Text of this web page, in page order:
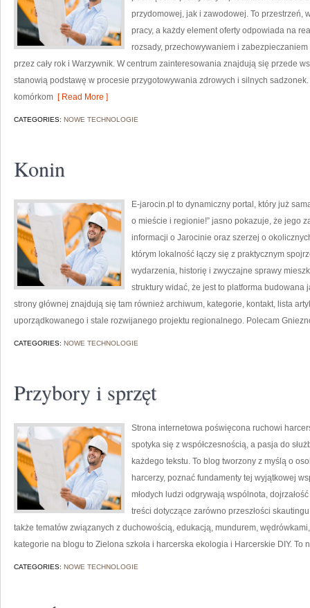
przydomowej, jak i zawodowej. To przestrzeń,
pracy, a każdy element oferty odpowiada na
rozsady, przechowywaniem i
przez cały rok i Warzywnik. W centrum zainteresowania znajdują się przede
stanowią podstawę w procesie przygotowywania zdrowych i silnych
komórkom [ Read More ]
CATEGORIES: NOWE TECHNOLOGIE
Konin
E-jarocin.pl to dynamiczny portal, który już
o mieście i regionie!” jasno pokazuje, że jego
informacji o Jarocinie oraz szerzej o
którym lokalność łączy się z praktycznym
wydarzenia, historię i zwyczajne sprawy
struktury widać, że jest to platforma budowana
strony głównej znajdują się tam również archiwum, kategorie, kontakt, lista
uporządkowanego i stale rozwijanego projektu regionalnego. Polecam
CATEGORIES: NOWE TECHNOLOGIE
Przybory i sprzęt
Strona internetowa poświęcona ruchowi
spotyka się z współczesnością, a pasja do
każdego tekstu. To blog tworzony z myślą o
harcerzy, poznać fundamenty tej wyjątkowej
młodych ludzi odgrywają wspólnota,
treści dotyczące zarówno przeszłości
także tematów związanych z duchowością, edukacją, mundurem,
kategorie na blogu to Zielona szkoła i harcerska ekologia i Harcerskie DIY. To
CATEGORIES: NOWE TECHNOLOGIE